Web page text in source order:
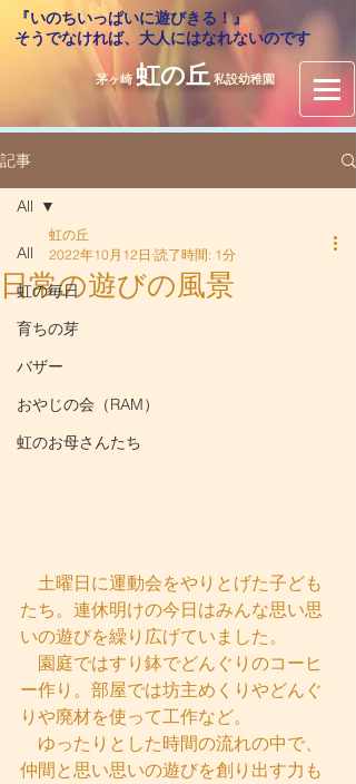
『いのちいっぱいに遊びきる！』
​そうでなければ、大人にはなれないのです
茅ヶ崎 虹の丘 私設幼稚園
記事
All
虹の毎日
育ちの芽
バザー
おやじの会（RAM）
虹のお母さんたち
All
日常の遊びの風景
虹の丘
2022年10月12日 読了時間: 1分
土曜日に運動会をやりとげた子ども
たち。連休明けの今日はみんな思い思
いの遊びを繰り広げていました。
園庭ではすり鉢でどんぐりのコーヒ
ー作り。部屋では坊主めくりやどんぐ
りや廃材を使って工作など。
ゆったりとした時間の流れの中で、
仲間と思い思いの遊びを創り出す力も